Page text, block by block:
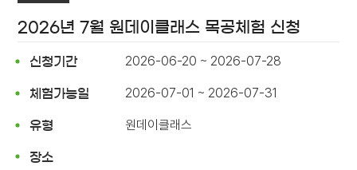
2026년 7월 원데이클래스 목공체험 신청
신청기간 2026-06-20 ~ 2026-07-28
체험가능일 2026-07-01 ~ 2026-07-31
유형 원데이클래스
장소